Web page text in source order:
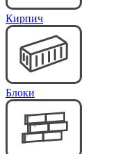
Кирпич
Блоки